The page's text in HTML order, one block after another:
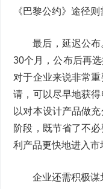
《巴黎公约》途径则
最后，延迟公
30个月，公布后再
对于企业来说非常
请，可以尽早地获
以对本设计产品做
阶段，既节省了不
利产品更快地进入市
企业还需积极谋